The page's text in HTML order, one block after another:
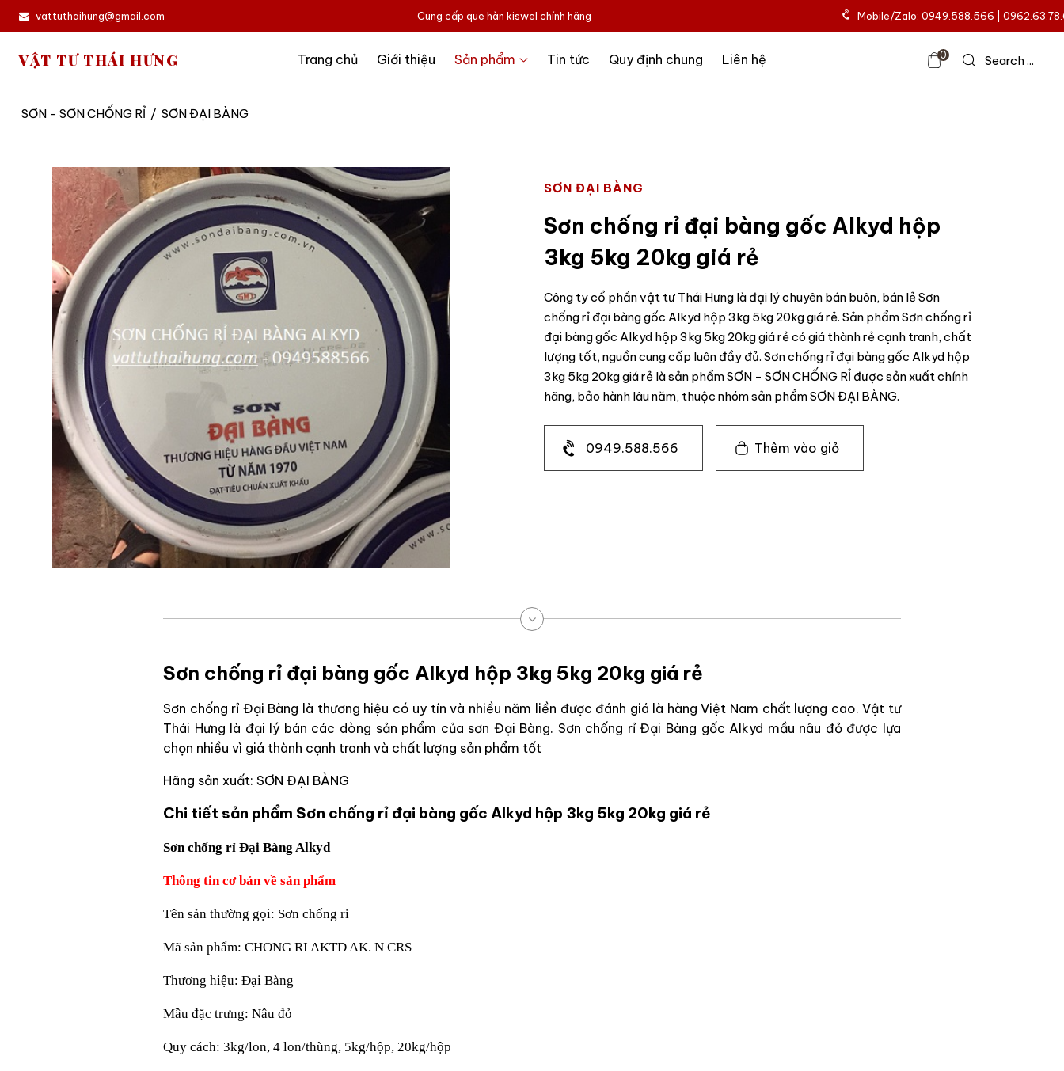
vattuthaihung@gmail.com Cung cấp que hàn kiswel chính hãng Mobile/Zalo: 0949.588.566 |
VẬT TƯ THÁI HƯNG Trang chủ Giới thiệu Sản phẩm Tin tức Quy định chung Liên hệ 0 Search ...
SƠN - SƠN CHỐNG RỈ / SƠN ĐẠI BÀNG
SƠN ĐẠI BÀNG
Sơn chống rỉ đại bàng gốc Alkyd hộp
3kg 5kg 20kg giá rẻ
Công ty cổ phần vật tư Thái Hưng là đại lý chuyên bán buôn, bán lẻ Sơn
chống rỉ đại bàng gốc Alkyd hộp 3kg 5kg 20kg giá rẻ. Sản phẩm Sơn chống rỉ
đại bàng gốc Alkyd hộp 3kg 5kg 20kg giá rẻ có giá thành rẻ cạnh tranh, chất
lượng tốt, nguồn cung cấp luôn đầy đủ. Sơn chống rỉ đại bàng gốc Alkyd hộp
3kg 5kg 20kg giá rẻ là sản phẩm SƠN - SƠN CHỐNG RỈ được sản xuất chính
hãng, bảo hành lâu năm, thuộc nhóm sản phẩm SƠN ĐẠI BÀNG.
0949.588.566 Thêm vào giỏ
Sơn chống rỉ đại bàng gốc Alkyd hộp 3kg 5kg 20kg giá rẻ
Sơn chống rỉ Đại Bàng là thương hiệu có uy tín và nhiều năm liền được đánh giá là hàng Việt Nam chất lượng cao. Vật tư
Thái Hưng là đại lý bán các dòng sản phẩm của sơn Đại Bàng. Sơn chống rỉ Đại Bàng gốc Alkyd mầu nâu đỏ được lựa
chọn nhiều vì giá thành cạnh tranh và chất lượng sản phẩm tốt
Hãng sản xuất: SƠN ĐẠI BÀNG
Chi tiết sản phẩm Sơn chống rỉ đại bàng gốc Alkyd hộp 3kg 5kg 20kg giá rẻ
Sơn chống rỉ Đại Bàng Alkyd
Thông tin cơ bản về sản phẩm
Tên sản thường gọi: Sơn chống rỉ
Mã sản phẩm: CHONG RI AKTD AK. N CRS
Thương hiệu: Đại Bàng
Mầu đặc trưng: Nâu đỏ
Quy cách: 3kg/lon, 4 lon/thùng, 5kg/hộp, 20kg/hộp